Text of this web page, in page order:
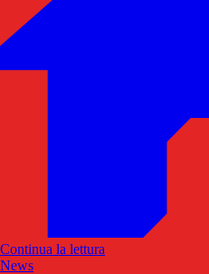
Continua la lettura
News